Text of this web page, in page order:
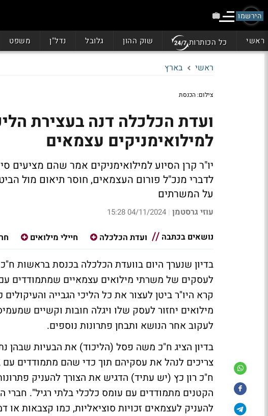
הירשמו
ראשי כל הכותרות שוק ההון גלובל נדל"ן משפט
ראשי בארץ
צילום: הכנסת
ועדת הכלכלה דנה בעצירת
למילואימניקים עצמאים
יו"ר קרן הסיוע למילואימניקים אמר שהם
לדברי מנכ"ל פורום העצמאים, חוסר תיאום מול
על המשרתים
עוזי גרסטמן |
04/11/2024 15:28
נושאים בכתבה
ועדת הכלכלה חיילי מילואים
בדיון שנערך היום בוועדת הכלכלה בכנסת בראשות ח"כ
לעסקים של משרתי מילואים עצמאיים שמתמודדים עם
קרא היו"ר ביטן לעצור את כל הליכי הגבייה
מילואים יחזור לעסק שלו ויגלה חובות וקשיים
לעקוב אחר הנושא ותבחן פתרונות נוספים.
בדיון הציג ח"כ משה פסל (הליכוד) את הבעיות
צריכים לנהל את עסקיהם תוך כדי שהם מתמודדים עם
ח"כ רון כץ (יש עתיד) הדגיש את הצורך להעניק
הקטנים מתמודדים עם עומס כלכלי בלתי רגיל".
להעניק לעצמאים זכויות סוציאליות, כמו קצבאות או